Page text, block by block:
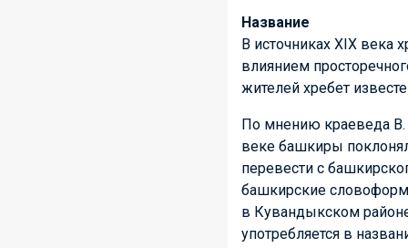
Название
В источниках XIX века
влиянием
жителей хребет
По мнению краеведа В.
веке башкиры
перевести с
башкирские
в Кувандыкском
употребляется в